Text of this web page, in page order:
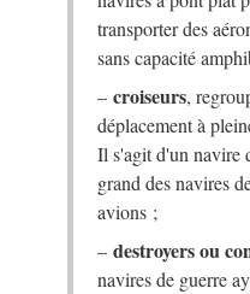
transporter des
sans capacité
– croiseurs,
déplacement à
Il s'agit d'un navire
grand des navires
avions ;
– destroyers ou
navires de guerre